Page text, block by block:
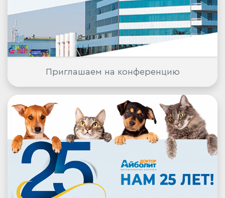
Приглашаем на конференцию